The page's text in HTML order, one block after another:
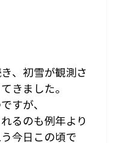
、初雪が観測さ
きました。
すが、
るのも例年より
今日この頃で